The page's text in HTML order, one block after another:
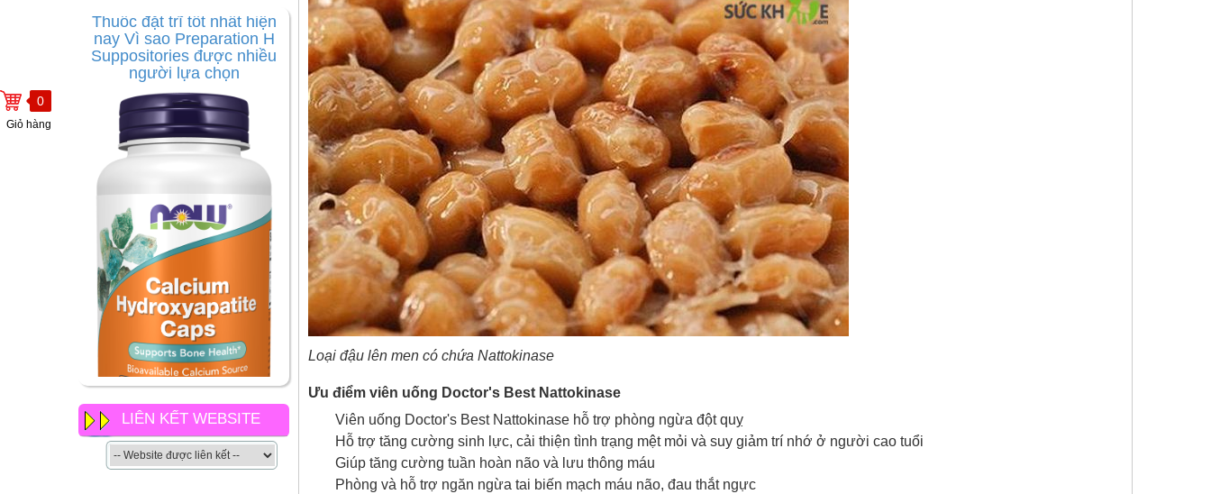
0
Giỏ hàng
Suppositories được nhiều
người lựa chọn
NOW Calcium
Hydroxyapatite Caps có gì
khác so với các loại canxi
khác của now
LIÊN KẾT WEBSITE
Loại đậu lên men có chứa Nattokinase
Ưu điểm viên uống Doctor's Best Nattokinase
Viên uống Doctor's Best Nattokinase hỗ trợ phòng ngừa đột quỵ
Hỗ trợ tăng cường sinh lực, cải thiện tình trạng mệt mỏi và suy giảm trí nhớ ở người cao tuổi
Giúp tăng cường tuần hoàn não và lưu thông máu
Phòng và hỗ trợ ngăn ngừa tai biến mạch máu não, đau thắt ngực